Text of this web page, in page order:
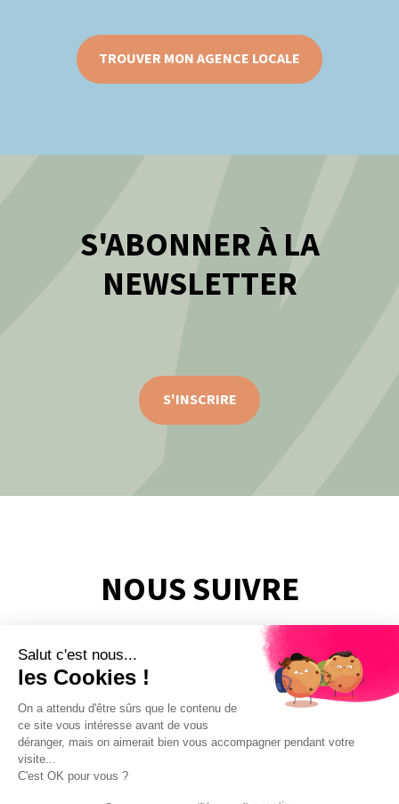
TROUVER MON AGENCE LOCALE
S'ABONNER À LA
NEWSLETTER
S'INSCRIRE
NOUS SUIVRE
Salut c'est nous...
les Cookies !
On a attendu d'être sûrs que le contenu de
ce site vous intéresse avant de vous
déranger, mais on aimerait bien vous accompagner pendant votre
visite...
C'est OK pour vous ?